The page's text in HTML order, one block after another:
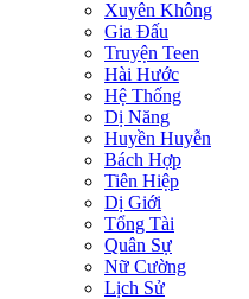
Xuyên Không
Gia Đấu
Truyện Teen
Hài Hước
Hệ Thống
Dị Năng
Huyền Huyễn
Bách Hợp
Tiên Hiệp
Dị Giới
Tổng Tài
Quân Sự
Nữ Cường
Lịch Sử